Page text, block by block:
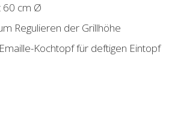
60 cm Ø
Regulieren der Grillhöhe
Kochtopf für deftigen Eintopf